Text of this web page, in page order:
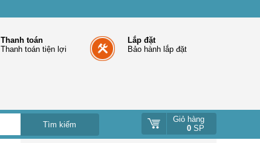
Thanh toán
Thanh toán tiện lợi
Lắp đặt
Bảo hành lắp đặt
Giỏ hàng
0 SP